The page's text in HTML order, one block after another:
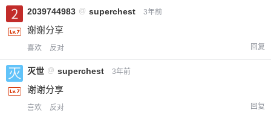
20 元 50 元
2039744983 @ superchest 3年前
谢谢分享
喜欢 反对 回复
灭世 @ superchest 3年前
谢谢分享
喜欢 反对 回复
限。